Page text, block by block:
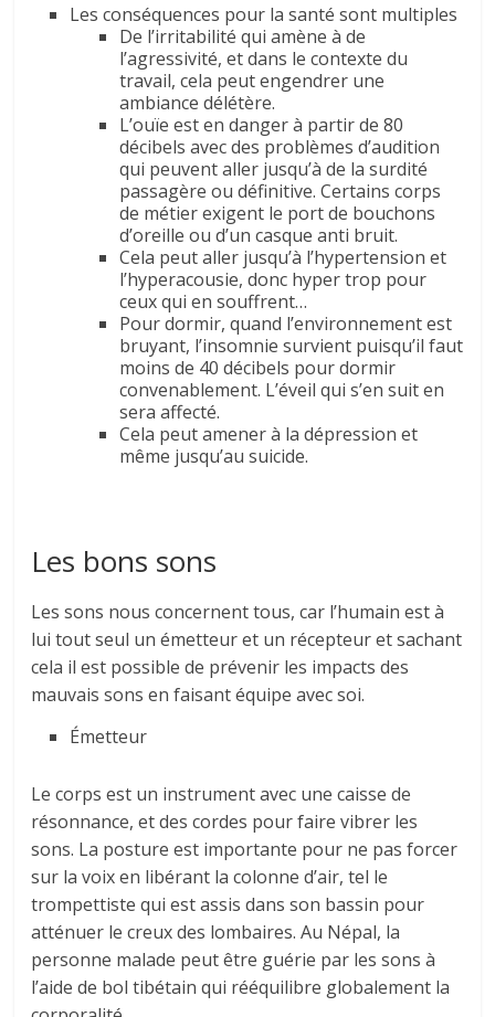
Les conséquences pour la santé sont multiples
De l’irritabilité qui amène à de
l’agressivité, et dans le contexte du
travail, cela peut engendrer une
ambiance délétère.
L’ouïe est en danger à partir de 80
décibels avec des problèmes d’audition
qui peuvent aller jusqu’à de la surdité
passagère ou définitive. Certains corps
de métier exigent le port de bouchons
d’oreille ou d’un casque anti bruit.
Cela peut aller jusqu’à l’hypertension et
l’hyperacousie, donc hyper trop pour
ceux qui en souffrent…
Pour dormir, quand l’environnement est
bruyant, l’insomnie survient puisqu’il faut
moins de 40 décibels pour dormir
convenablement. L’éveil qui s’en suit en
sera affecté.
Cela peut amener à la dépression et
même jusqu’au suicide.
Les bons sons
Les sons nous concernent tous, car l’humain est à
lui tout seul un émetteur et un récepteur et sachant
cela il est possible de prévenir les impacts des
mauvais sons en faisant équipe avec soi.
Émetteur
Le corps est un instrument avec une caisse de
résonnance, et des cordes pour faire vibrer les
sons. La posture est importante pour ne pas forcer
sur la voix en libérant la colonne d’air, tel le
trompettiste qui est assis dans son bassin pour
atténuer le creux des lombaires. Au Népal, la
personne malade peut être guérie par les sons à
l’aide de bol tibétain qui rééquilibre globalement la